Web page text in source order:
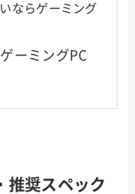
ならゲーミング
ーミングPC
推奨スペック